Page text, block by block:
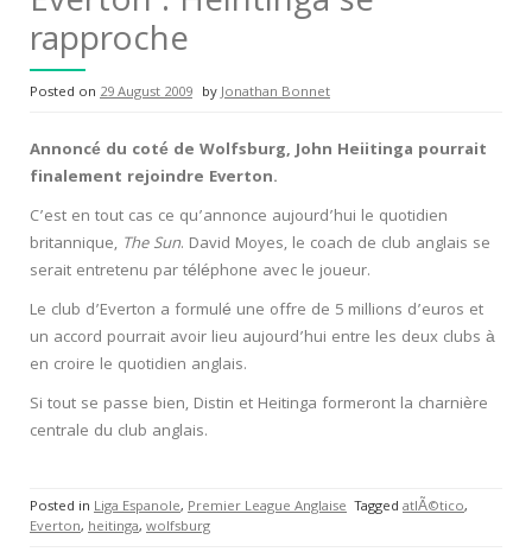
rapproche
Posted on 29 August 2009 byJonathan Bonnet
Annoncé du coté de Wolfsburg, John Heiitinga pourrait
finalement rejoindre Everton.
C’est en tout cas ce qu’annonce aujourd’hui le quotidien
britannique, The Sun. David Moyes, le coach de club anglais se
serait entretenu par téléphone avec le joueur.
Le club d’Everton a formulé une offre de 5 millions d’euros et
un accord pourrait avoir lieu aujourd’hui entre les deux clubs à
en croire le quotidien anglais.
Si tout se passe bien, Distin et Heitinga formeront la charnière
centrale du club anglais.
Posted in Liga Espanole, Premier League Anglaise Tagged atlÃ©tico,
Everton, heitinga, wolfsburg